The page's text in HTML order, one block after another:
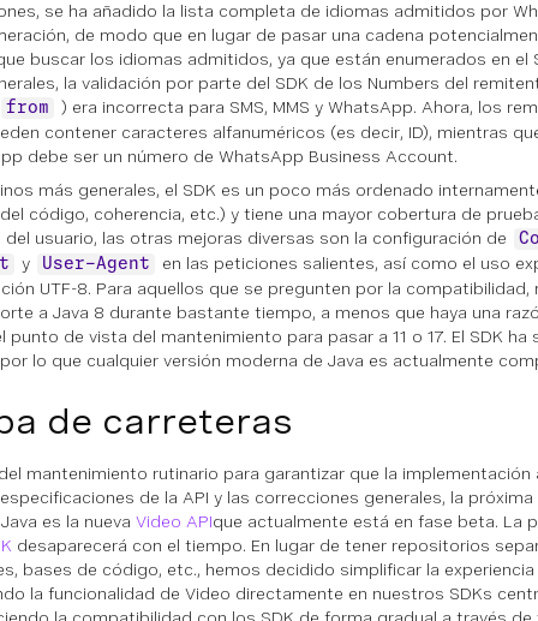
se ha añadido la lista completa de idiomas admitidos por
de modo que en lugar de pasar una cadena
buscar los idiomas admitidos, ya que están enumerados en el
la validación por parte del SDK de los Numbers del
from
) era incorrecta para SMS, MMS y WhatsApp. Ahora, los
contener caracteres alfanuméricos (es decir, ID), mientras
debe ser un número de WhatsApp Business Account.
más generales, el SDK es un poco más ordenado
código, coherencia, etc.) y tiene una mayor cobertura de
del usuario, las otras mejoras diversas son la configuración de
y User-Agent
en las peticiones salientes, así como el uso
UTF-8. Para aquellos que se pregunten por la
a Java 8 durante bastante tiempo, a menos que haya una
punto de vista del mantenimiento para pasar a 11 o 17. El SDK
por lo que cualquier versión moderna de Java es actualmente
de carreteras
mantenimiento rutinario para garantizar que la implementación
de la API y las correcciones generales, la
es la nueva Video APIque actualmente está en fase beta. La
desaparecerá con el tiempo. En lugar de tener repositorios
bases de código, etc., hemos decidido simplificar la
la funcionalidad de Video directamente en nuestros SDKs